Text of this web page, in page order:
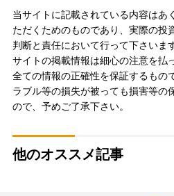
当サイトに記載されている内容はあ
ただくためのものであり、実際の投
判断と責任において行って下さいま
サイトの掲載情報は細心の注意を払
全ての情報の正確性を保証するもの
ラブル等の損失が被っても損害等の
ので、予めご了承下さい。
他のオススメ記事